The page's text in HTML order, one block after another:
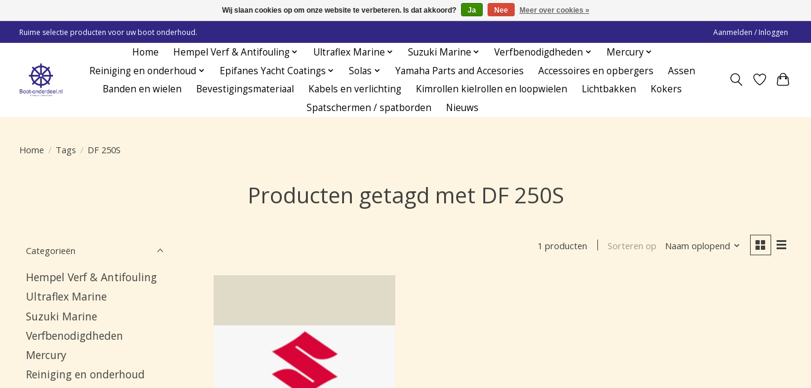
Ruime selectie producten voor uw boot onderhoud. Aanmelden / Inloggen
Home Hempel Verf & Antifouling Ultraflex Marine Suzuki Marine Verfbenodigdheden
Mercury
Reiniging en onderhoud
Epifanes Yacht Coatings Solas Yamaha Parts and Accesories Accessoires en opbergers
Assen
Banden en wielen
Bevestigingsmateriaal Kabels en verlichting Kimrollen kielrollen en loopwielen Lichtbakken
Kokers
Spatschermen / spatborden
Nieuws
Home / Tags / DF 250S
Producten getagd met DF 250S
Categorieën
Hempel Verf & Antifouling
Ultraflex Marine
Suzuki Marine
Verfbenodigdheden
Mercury
Reiniging en onderhoud
1 producten Sorteren op Naam oplopend
Wij slaan cookies op om onze website te verbeteren. Is dat akkoord? Ja Nee Meer over cookies »